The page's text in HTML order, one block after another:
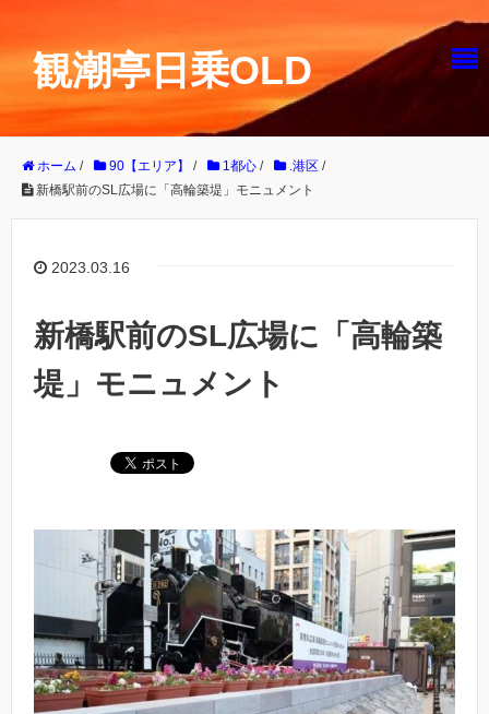
観潮亭日乗OLD
ホーム / 90【エリア】 / 1都心 / .港区 /
新橋駅前のSL広場に「高輪築堤」モニュメント
2023.03.16
新橋駅前のSL広場に「高輪築
堤」モニュメント